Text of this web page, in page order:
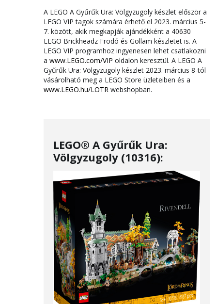
A LEGO A Gyűrűk Ura: Völgyzugoly készlet először a
LEGO VIP tagok számára érhető el 2023. március 5-
7. között, akik megkapják ajándékként a 40630
LEGO Brickheadz Frodó és Gollam készletet is. A
LEGO VIP programhoz ingyenesen lehet csatlakozni
a www.LEGO.com/VIP oldalon keresztül. A LEGO A
Gyűrűk Ura: Völgyzugoly készlet 2023. március 8-tól
vásárolható meg a LEGO Store üzleteiben és a
www.LEGO.hu/LOTR webshopban.
LEGO® A Gyűrűk Ura:
Völgyzugoly (10316):